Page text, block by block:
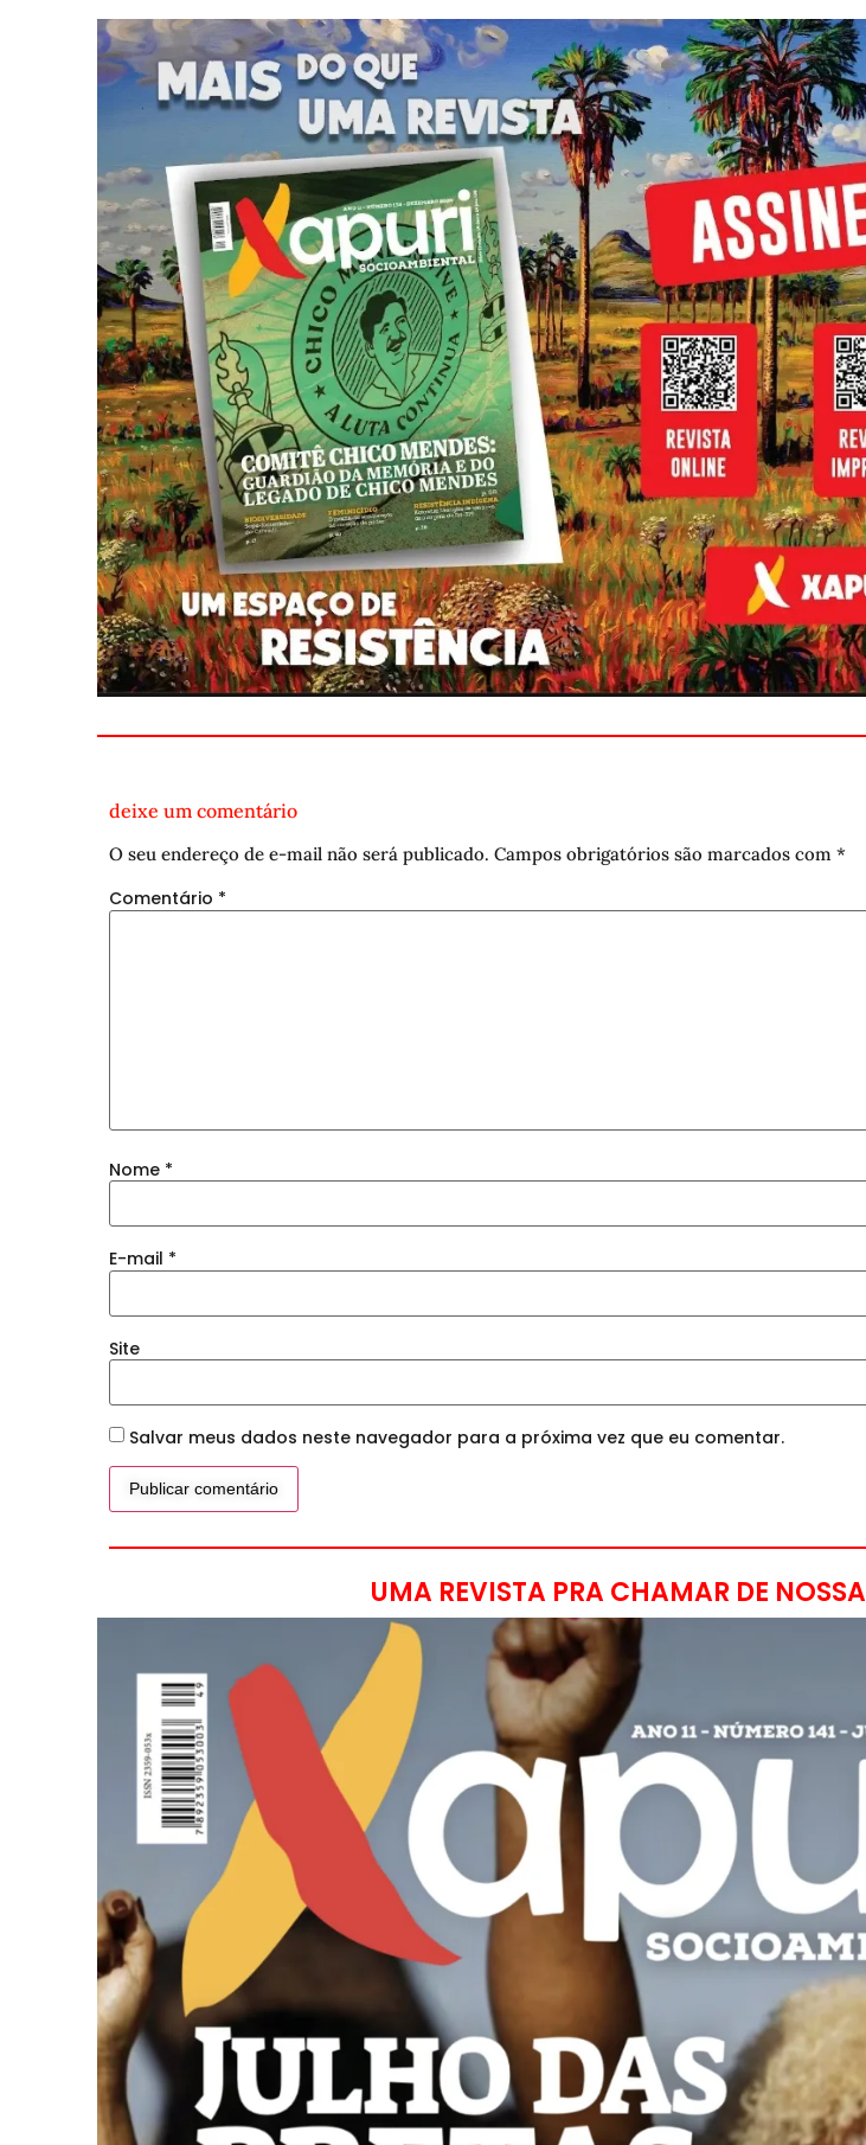
deixe um comentário
O seu endereço de e-mail não será publicado. Campos obrigatórios são marcados com *
Comentário *
Nome *
E-mail *
Site
Salvar meus dados neste navegador para a próxima vez que eu comentar.
UMA REVISTA PRA CHAMAR DE NOSSA